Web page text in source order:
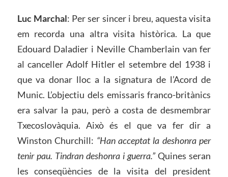
Luc Marchal: Per ser sincer i breu, aquesta visita
em recorda una altra visita històrica. La que
Edouard Daladier i Neville Chamberlain van fer
al canceller Adolf Hitler el setembre del 1938 i
que va donar lloc a la signatura de l’Acord de
Munic. L’objectiu dels emissaris franco-britànics
era salvar la pau, però a costa de desmembrar
Txecoslovàquia. Això és el que va fer dir a
Winston Churchill: “Han acceptat la deshonra per
tenir pau. Tindran deshonra i guerra.”Quines seran
les conseqüències de la visita del president